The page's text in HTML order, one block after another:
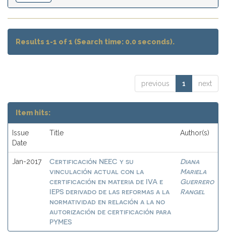
Results 1-1 of 1 (Search time: 0.0 seconds).
previous 1 next
Item hits:
Issue
Date
Title Author(s)
Jan-2017
Certificación NEEC y su
vinculación actual con la
certificación en materia de IVA e
IEPS derivado de las reformas a la
normatividad en relación a la no
autorización de certificación para
PYMES
Diana
Mariela
Guerrero
Rangel